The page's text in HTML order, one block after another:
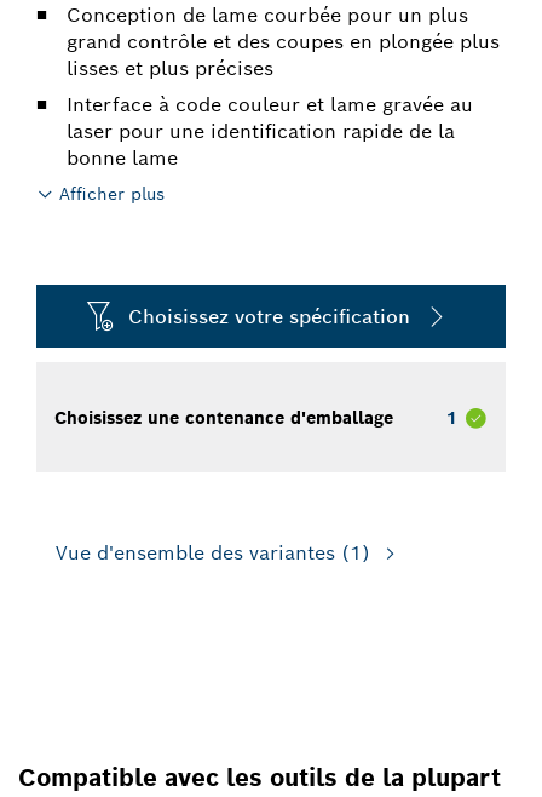
Conception de lame courbée pour un plus
grand contrôle et des coupes en plongée plus
lisses et plus précises
Interface à code couleur et lame gravée au
laser pour une identification rapide de la
bonne lame
Afficher plus
Choisissez votre spécification
Choisissez une contenance d'emballage 1
Vue d'ensemble des variantes (1)
Compatible avec les outils de la plupart